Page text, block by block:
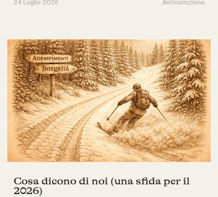
24 Luglio 2026 Anticorruzione
Cosa dicono di noi (una sfida per il
2026)